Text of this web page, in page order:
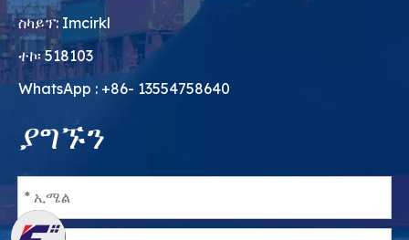
ስካይፕ: Imcirkl
ተኮ፡ 518103
WhatsApp : +86- 13554758640
ያግኙን